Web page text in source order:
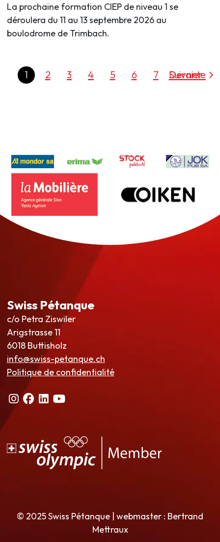
La prochaine formation CIEP de niveau 1 se
déroulera du 11 au 13 septembre 2026 au
boulodrome de Trimbach.
1 2 3 4 5 6 7 Dernier
Suivante
Swiss Pétanque
c/o Petra Ziswiler
Arigstrasse 11
6018 Buttisholz
info@swiss-petanque.ch
Politique de confidentialité
© 2025 Swiss Pétanque | webmaster : Bertrand
Mettraux